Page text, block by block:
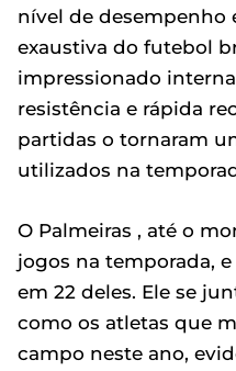
nível de desempenho
exaustiva do futebol
impressionado
resistência e rápida
partidas o tornaram
utilizados na
O Palmeiras , até o
jogos na temporada,
em 22 deles. Ele se
como os atletas que
campo neste ano,